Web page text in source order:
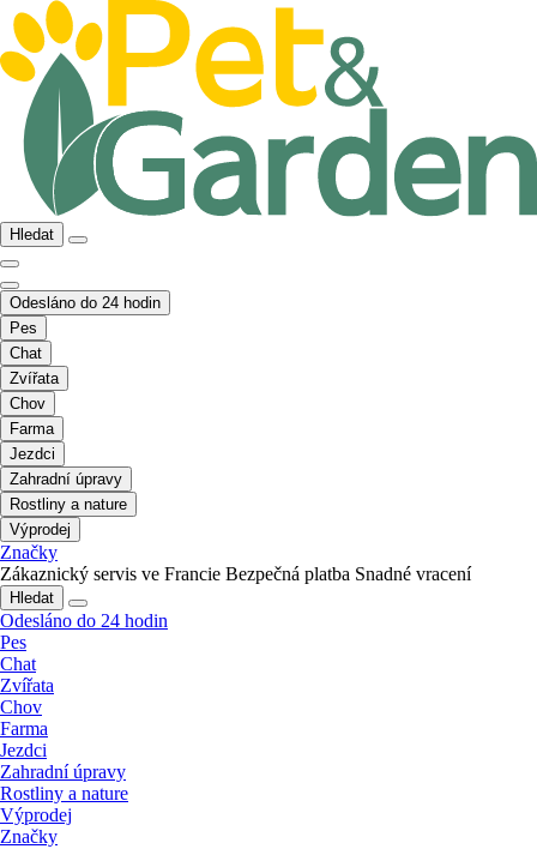
Hledat
Odesláno do 24 hodin
Pes
Chat
Zvířata
Chov
Farma
Jezdci
Zahradní úpravy
Rostliny a nature
Výprodej
Značky
Zákaznický servis ve Francie Bezpečná platba Snadné vracení
Hledat
Odesláno do 24 hodin
Pes
Chat
Zvířata
Chov
Farma
Jezdci
Zahradní úpravy
Rostliny a nature
Výprodej
Značky